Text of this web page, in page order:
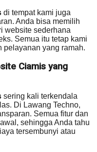
di tempat kami juga
Anda bisa memilih
website sederhana
Semua itu tetap kami
pelayanan yang ramah.
Ciamis yang
sering kali terkendala
Di Lawang Techno,
Semua fitur dan
sehingga Anda tahu
tersembunyi atau